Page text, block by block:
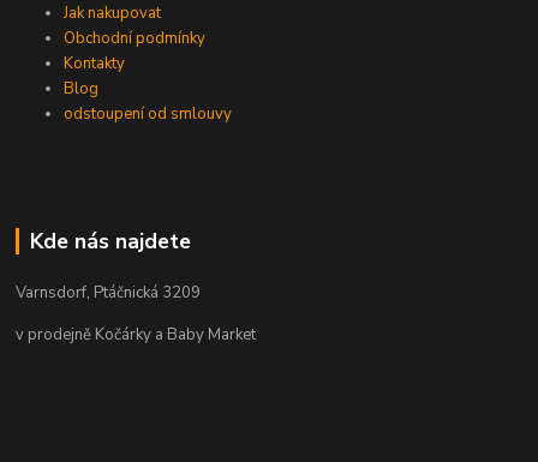
Jak nakupovat
Obchodní podmínky
Kontakty
Blog
odstoupení od smlouvy
Kde nás najdete
Varnsdorf, Ptáčnická 3209
v prodejně Kočárky a Baby Market